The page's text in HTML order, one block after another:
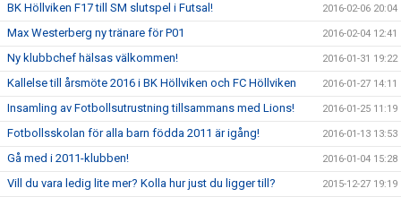
BK Höllviken F17 till SM slutspel i Futsal! 2016-02-06 20:04
Max Westerberg ny tränare för P01 2016-02-04 12:41
Ny klubbchef hälsas välkommen! 2016-01-31 19:22
Kallelse till årsmöte 2016 i BK Höllviken och FC Höllviken 2016-01-27 14:11
Insamling av Fotbollsutrustning tillsammans med Lions! 2016-01-25 11:19
Fotbollsskolan för alla barn födda 2011 är igång! 2016-01-13 13:53
Gå med i 2011-klubben! 2016-01-04 15:28
Vill du vara ledig lite mer? Kolla hur just du ligger till? 2015-12-27 19:19